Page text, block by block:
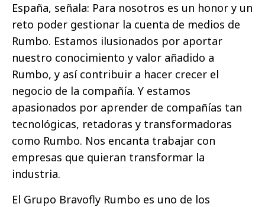
España, señala: Para nosotros es un honor y un
reto poder gestionar la cuenta de medios de
Rumbo. Estamos ilusionados por aportar
nuestro conocimiento y valor añadido a
Rumbo, y así contribuir a hacer crecer el
negocio de la compañía. Y estamos
apasionados por aprender de compañías tan
tecnológicas, retadoras y transformadoras
como Rumbo. Nos encanta trabajar con
empresas que quieran transformar la
industria.
El Grupo Bravofly Rumbo es uno de los